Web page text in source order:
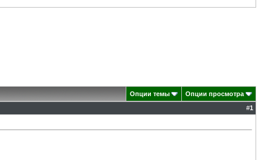
Опции темы
Опции просмотра
#1